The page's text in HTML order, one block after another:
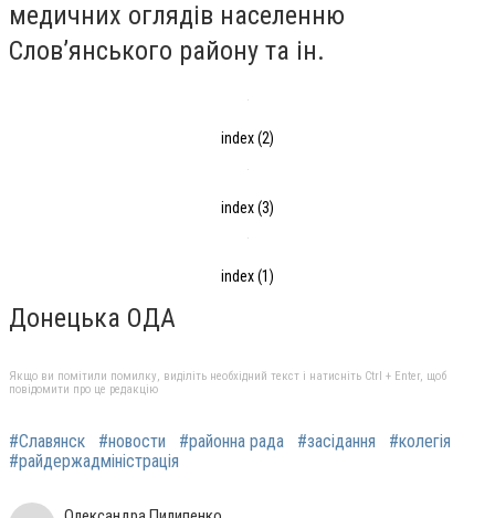
медичних оглядів населенню
Слов’янського району та ін.
index (2)
index (3)
index (1)
Донецька ОДА
Якщо ви помітили помилку, виділіть необхідний текст і натисніть Ctrl + Enter, щоб
повідомити про це редакцію
#Славянск #новости #районна рада #засідання
#колегія
#райдержадміністрація